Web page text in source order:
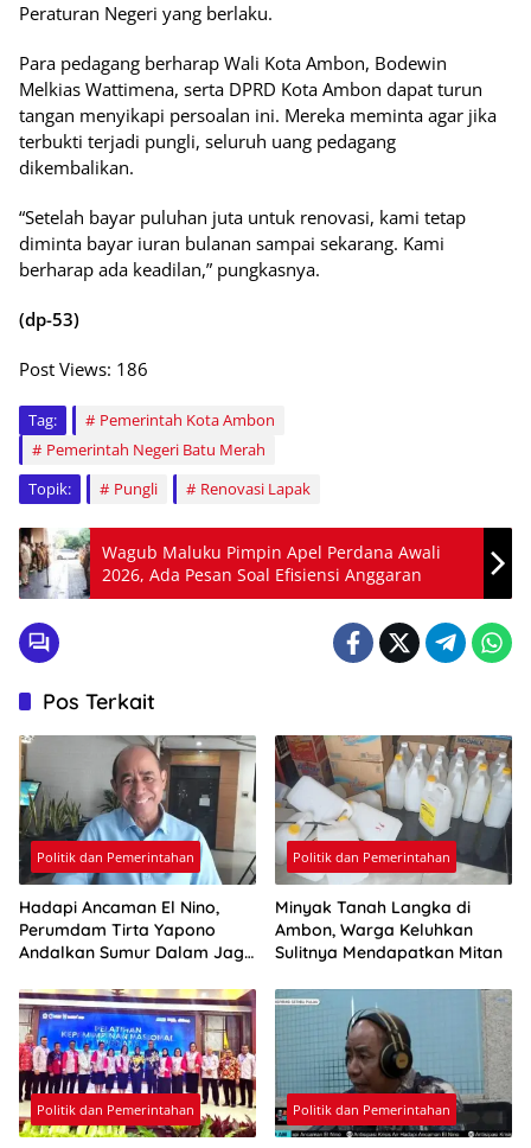
Peraturan Negeri yang berlaku.
Para pedagang berharap Wali Kota Ambon, Bodewin
Melkias Wattimena, serta DPRD Kota Ambon dapat turun
tangan menyikapi persoalan ini. Mereka meminta agar jika
terbukti terjadi pungli, seluruh uang pedagang
dikembalikan.
“Setelah bayar puluhan juta untuk renovasi, kami tetap
diminta bayar iuran bulanan sampai sekarang. Kami
berharap ada keadilan,” pungkasnya.
(dp-53)
Post Views: 186
Tag:
Pemerintah Kota Ambon
Pemerintah Negeri Batu Merah
Topik:
Pungli Renovasi Lapak
Wagub Maluku Pimpin Apel Perdana Awali
2026, Ada Pesan Soal Efisiensi Anggaran
Pos Terkait
Politik dan Pemerintahan
Hadapi Ancaman El Nino,
Perumdam Tirta Yapono
Andalkan Sumur Dalam Jaga
Politik dan Pemerintahan
Minyak Tanah Langka di
Ambon, Warga Keluhkan
Sulitnya Mendapatkan Mitan
Politik dan Pemerintahan Politik dan Pemerintahan